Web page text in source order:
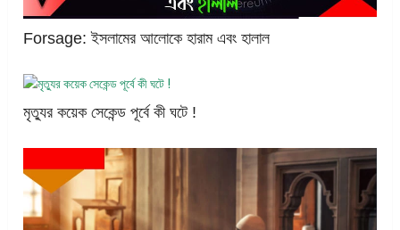
Forsage: ইসলামের আলোকে হারাম এবং হালাল
মৃত্যুর কয়েক সেকেন্ড পূর্বে কী ঘটে !